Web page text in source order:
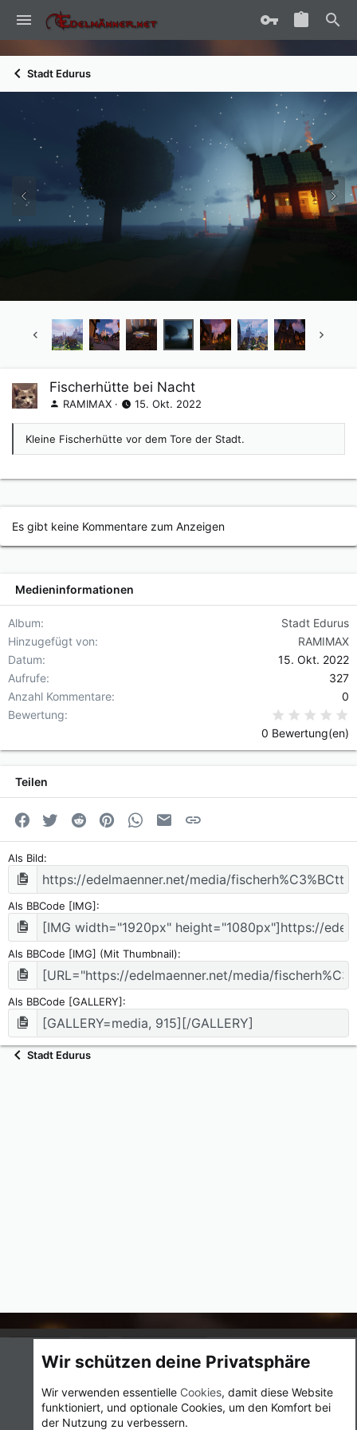
Stadt Edurus
Fischerhütte bei Nacht
RAMIMAX 15. Okt. 2022
Kleine Fischerhütte vor dem Tore der Stadt.
Es gibt keine Kommentare zum Anzeigen
Medieninformationen
Album
Stadt Edurus
Hinzugefügt von
RAMIMAX
Datum
15. Okt. 2022
Aufrufe
327
Anzahl Kommentare
0
Bewertung
0 Bewertung(en)
Teilen
Facebook
Twitter Reddit PinterestWhatsApp
E-MailLink
Als Bild
Als BBCode [IMG]
Als BBCode [IMG] (Mit Thumbnail)
Als BBCode [GALLERY]
Stadt Edurus
Nutzungsbedingungen
Datenschutz
Hilfe und Impressum
R
S
S
Wir schützen deine Privatsphäre
Wir verwenden essentielle Cookies, damit diese Website
funktioniert, und optionale Cookies, um den Komfort bei
der Nutzung zu verbessern.